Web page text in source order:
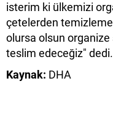
isterim ki ülkemizi
çetelerden
olursa olsun
teslim edeceğiz" dedi.
Kaynak: DHA